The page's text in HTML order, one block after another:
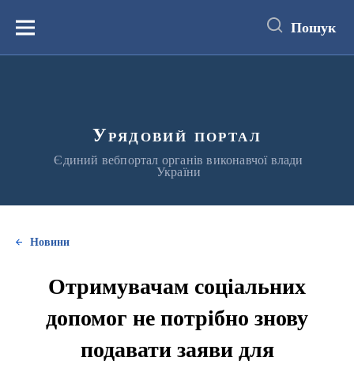
вмістуМеню Пошук
Урядовий портал
Єдиний вебпортал органів виконавчої влади
України
Новини
Отримувачам соціальних
допомог не потрібно знову
подавати заяви для